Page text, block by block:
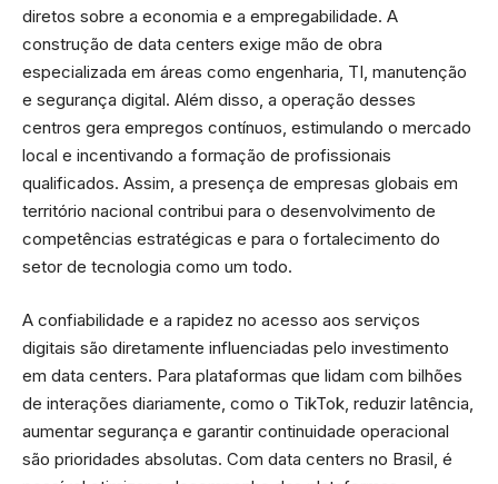
diretos sobre a economia e a empregabilidade. A
construção de data centers exige mão de obra
especializada em áreas como engenharia, TI, manutenção
e segurança digital. Além disso, a operação desses
centros gera empregos contínuos, estimulando o mercado
local e incentivando a formação de profissionais
qualificados. Assim, a presença de empresas globais em
território nacional contribui para o desenvolvimento de
competências estratégicas e para o fortalecimento do
setor de tecnologia como um todo.
A confiabilidade e a rapidez no acesso aos serviços
digitais são diretamente influenciadas pelo investimento
em data centers. Para plataformas que lidam com bilhões
de interações diariamente, como o TikTok, reduzir latência,
aumentar segurança e garantir continuidade operacional
são prioridades absolutas. Com data centers no Brasil, é